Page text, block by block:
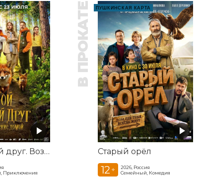
Мой дикий друг. Возвращение домой
Приключения
В ПРОКАТЕ ПУШКИНСКАЯ КАРТА
Старый орёл
12 +
2026, Россия
Семейный, Комедия